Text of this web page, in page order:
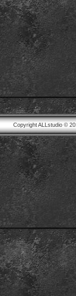
Copyright ALLstudio ©